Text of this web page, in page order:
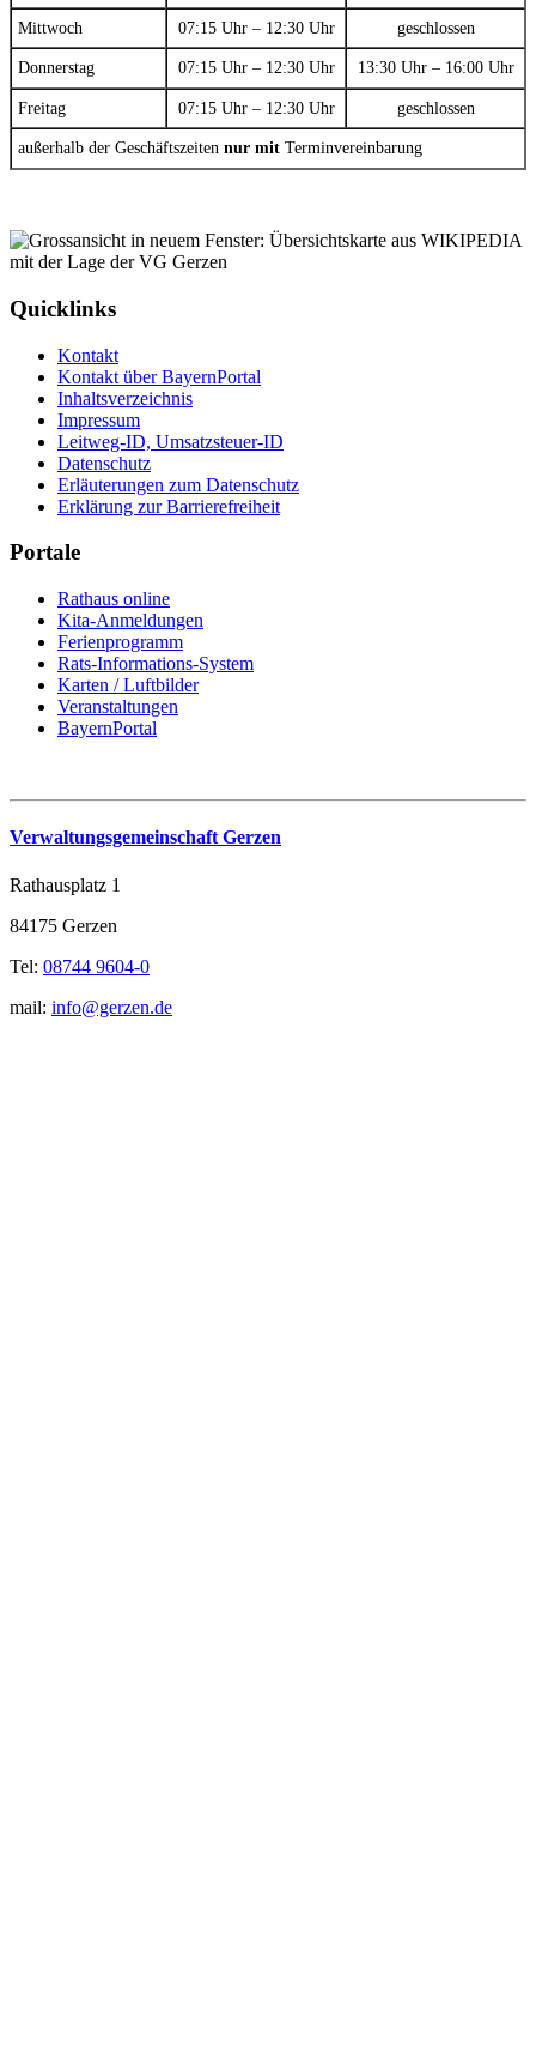
Mittwoch 07:15 Uhr – 12:30 Uhr geschlossen
Donnerstag 07:15 Uhr – 12:30 Uhr 13:30 Uhr – 16:00 Uhr
Freitag 07:15 Uhr – 12:30 Uhr geschlossen
außerhalb der Geschäftszeiten nur mit Terminvereinbarung
Quicklinks
Kontakt
Kontakt über BayernPortal
Inhaltsverzeichnis
Impressum
Leitweg-ID, Umsatzsteuer-ID
Datenschutz
Erläuterungen zum Datenschutz
Erklärung zur Barrierefreiheit
Portale
Rathaus online
Kita-Anmeldungen
Ferienprogramm
Rats-Informations-System
Karten / Luftbilder
Veranstaltungen
BayernPortal
Verwaltungsgemeinschaft Gerzen
Rathausplatz 1
84175 Gerzen
Tel: 08744 9604-0
mail: info@gerzen.de